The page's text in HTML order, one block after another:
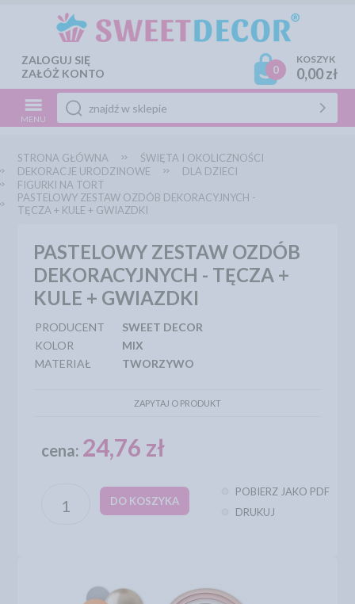
ZALOGUJ SIĘ
ZAŁÓŻ KONTO
0
KOSZYK
0,00 zł
MENU
STRONA GŁÓWNA
ŚWIĘTA I OKOLICZNOŚCI
DEKORACJE URODZINOWE
DLA DZIECI
FIGURKI NA TORT
PASTELOWY ZESTAW OZDÓB DEKORACYJNYCH -
TĘCZA + KULE + GWIAZDKI
PASTELOWY ZESTAW OZDÓB
DEKORACYJNYCH - TĘCZA +
KULE + GWIAZDKI
PRODUCENT
SWEET DECOR
KOLOR
MIX
MATERIAŁ
TWORZYWO
ZAPYTAJ O PRODUKT
cena: 24,76 zł
DO KOSZYKA
POBIERZ JAKO PDF
DRUKUJ